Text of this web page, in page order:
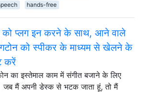
hands-free
को प्लग इन करने के साथ, आने वाले
को स्पीकर के माध्यम से खेलने के
करें
का इस्तेमाल काम में संगीत बजाने के लिए
जब मैं अपनी डेस्क से भटक जाता हूं, तो मैं